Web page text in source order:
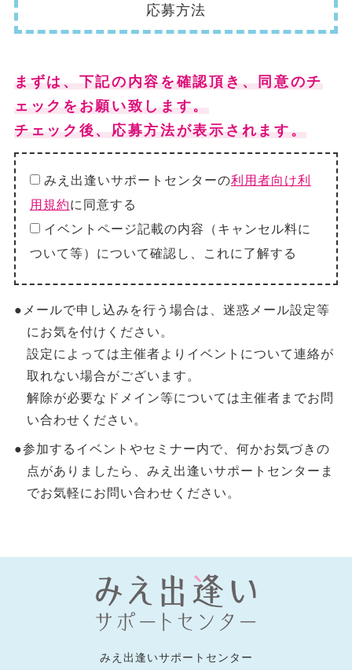
応募方法
まずは、下記の内容を確認頂き、同意のチ
ェックをお願い致します。
チェック後、応募方法が表示されます。
みえ出逢いサポートセンターの利用者向け利
用規約に同意する
イベントページ記載の内容（キャンセル料に
ついて等）について確認し、これに了解する
●メールで申し込みを行う場合は、迷惑メール設定等
にお気を付けください。
設定によっては主催者よりイベントについて連絡が
取れない場合がございます。
解除が必要なドメイン等については主催者までお問
い合わせください。
●参加するイベントやセミナー内で、何かお気づきの
点がありましたら、みえ出逢いサポートセンターま
でお気軽にお問い合わせください。
みえ出逢いサポートセンター